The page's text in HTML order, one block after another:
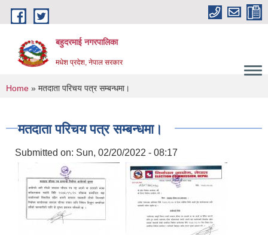
Skip to main content
बहुदरमाई नगरपालिका
मधेश प्रदेश, नेपाल सरकार
You are here
Home » मतदाता परिचय पत्र सम्बन्धमा।
मतदाता परिचय पत्र सम्बन्धमा।
Submitted on: Sun, 02/20/2022 - 08:17